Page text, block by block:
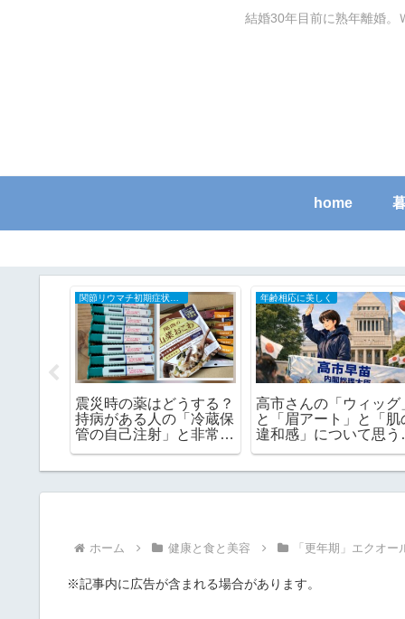
結婚30年目前に熟年離婚。
home
関節リウマチ初期症状と治療の全記録
震災時の薬はどうする？
持病がある人の「冷蔵保
管の自己注射」と非常食
年齢相応に美しく
高市さんの「ウィッグ
と「眉アート」と「肌
違和感」について思う
ホーム 健康と食と美容 「更年期」エクオー
※記事内に広告が含まれる場合があります。